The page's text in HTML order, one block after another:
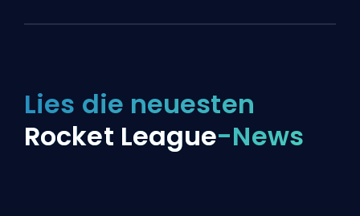
Lies die neuesten
Rocket League-News